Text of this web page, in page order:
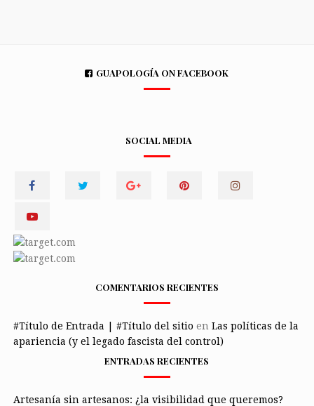
GUAPOLOGÍA ON FACEBOOK
SOCIAL MEDIA
COMENTARIOS RECIENTES
#Título de Entrada | #Título del sitio en Las políticas de la
apariencia (y el legado fascista del control)
ENTRADAS RECIENTES
Artesanía sin artesanos: ¿la visibilidad que queremos?